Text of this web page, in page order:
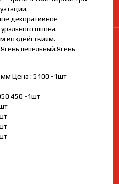
декоративное
шпона.
воздействиям.
пепельный.Ясень
Цена : 5100 -1шт
450 -1шт